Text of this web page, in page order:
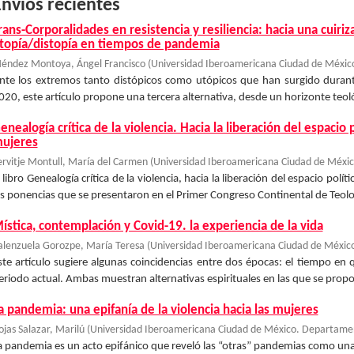
recientes
Corporalidades en resistencia y resiliencia: hacia una
distopía en tiempos de pandemia
Montoya, Ángel Francisco (Universidad Iberoamericana Ciudad de
los extremos tanto distópicos como utópicos que han surgido
este artículo propone una tercera alternativa, desde un horizonte
crítica de la violencia. Hacia la liberación del
Montull, María del Carmen (Universidad Iberoamericana Ciudad de
libro Genealogía crítica de la violencia, hacia la liberación del espacio
ponencias que se presentaron en el Primer Congreso Continental de
contemplación y Covid-19. la experiencia de la vida
Gorozpe, María Teresa (Universidad Iberoamericana Ciudad de
artículo sugiere algunas coincidencias entre dos épocas: el tiempo
actual. Ambas muestran alternativas espirituales en las que se
pandemia: una epifanía de la violencia hacia las mujeres
Salazar, Marilú (Universidad Iberoamericana Ciudad de México.
pandemia es un acto epifánico que reveló las “otras” pandemias como